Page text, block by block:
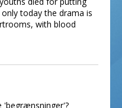
today the drama is
with blood
'begrænsninger'?